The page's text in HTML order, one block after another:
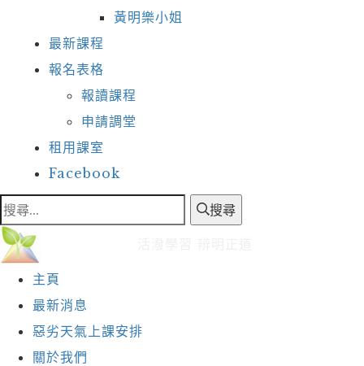
黃明樂小姐
最新課程
報名表格
報讀課程
申請調堂
租用課室
Facebook
搜尋
主頁
最新消息
惡劣天氣上課安排
關於我們